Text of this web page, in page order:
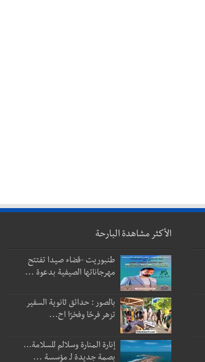
الأكثر مشاهدة البارحة
طنبوريت -قضاء صيدا تفتتح
مهرجاناتها الصيفية بدعوة ...
بالصور : حدائق ثانوية السفير
تزهر فرحًا وفخرًا اح...
إنارة المنارة وسلالم للسلامة…
بصمة جديدة لـ مؤسسة ...